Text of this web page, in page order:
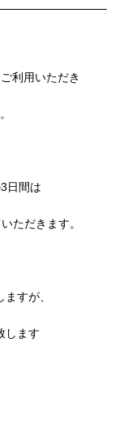
利用いただき
日間は
ただきます。
すが、
します